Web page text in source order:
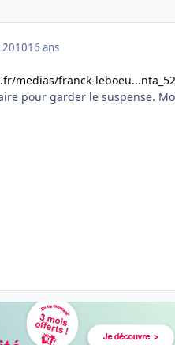
201016 ans
medias/franck-
pour garder le suspense.